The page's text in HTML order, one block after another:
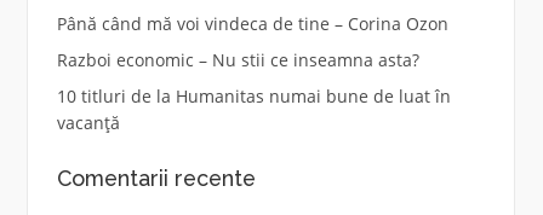
Până când mă voi vindeca de tine – Corina Ozon
Razboi economic – Nu stii ce inseamna asta?
10 titluri de la Humanitas numai bune de luat în
vacanță
Comentarii recente